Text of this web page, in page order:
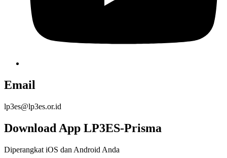
Email
lp3es@lp3es.or.id
Download App LP3ES-Prisma
Diperangkat iOS dan Android Anda